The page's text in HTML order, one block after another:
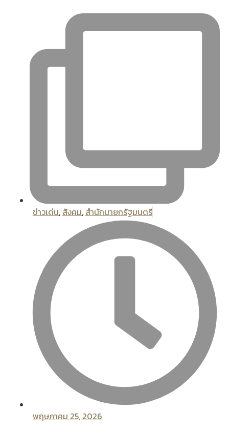
ข่าวเด่น, สังคม, สํานักนายกรัฐมนตรี
พฤษภาคม 25, 2026